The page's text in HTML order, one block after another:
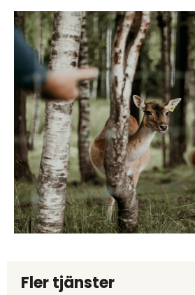
Fler tjänster